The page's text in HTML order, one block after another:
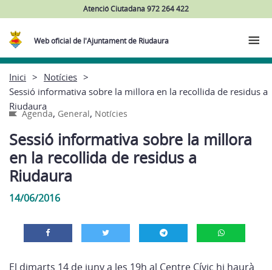
Atenció Ciutadana 972 264 422
Web oficial de l'Ajuntament de Riudaura
Inici
Notícies
Sessió informativa sobre la millora en la recollida de residus a
Riudaura
Agenda, General, Notícies
Sessió informativa sobre la millora
en la recollida de residus a
Riudaura
14/06/2016
El dimarts 14 de juny a les 19h al Centre Cívic hi haurà